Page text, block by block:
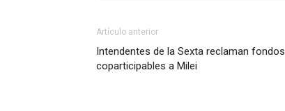
Artículo anterior
Intendentes de la Sexta reclaman fondos
coparticipables a Milei